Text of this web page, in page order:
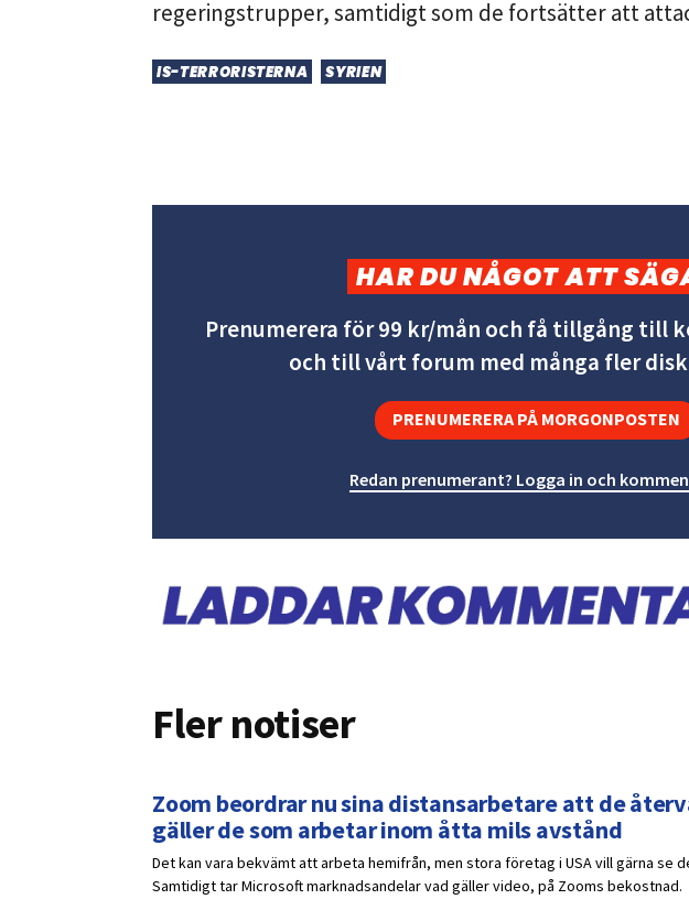
regeringstrupper, samtidigt som de fortsätter att
IS-TERRORISTERNA SYRIEN
HAR DU NÅGOT ATT
Prenumerera för 99 kr/mån och få tillgång till
och till vårt forum med många fler
PRENUMERERA PÅ MORGONPOSTEN
Redan prenumerant? Logga in och
Fler notiser
Zoom beordrar nu sina distansarbetare att de
gäller de som arbetar inom åtta mils avstånd
Det kan vara bekvämt att arbeta hemifrån, men stora företag i USA vill gärna se
Samtidigt tar Microsoft marknadsandelar vad gäller video, på Zooms bekostnad.